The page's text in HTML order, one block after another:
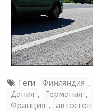
Теги: Финляндия ,
Дания , Германия ,
Франция , автостоп